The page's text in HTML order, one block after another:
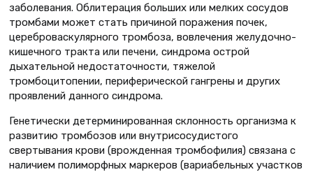
заболевания. Облитерация больших или мелких сосудов
тромбами может стать причиной поражения почек,
цереброваскулярного тромбоза, вовлечения желудочно-
кишечного тракта или печени, синдрома острой
дыхательной недостаточности, тяжелой
тромбоцитопении, периферической гангрены и других
проявлений данного синдрома.
Генетически детерминированная склонность организма к
развитию тромбозов или внутрисосудистого
свертывания крови (врожденная тромбофилия) связана с
наличием полиморфных маркеров (вариабельных участков